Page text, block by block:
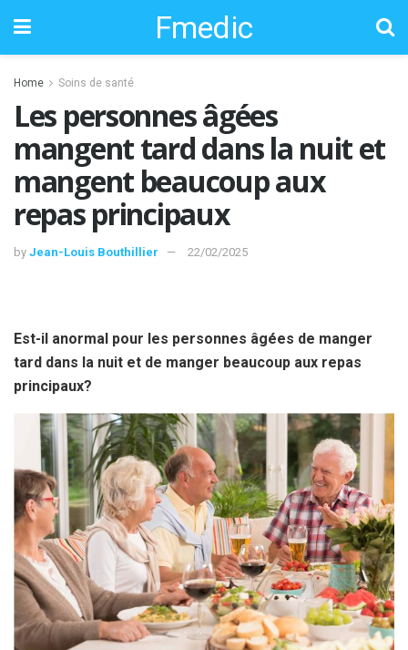
Fmedic
Home Soins de santé
Les personnes âgées
mangent tard dans la nuit et
mangent beaucoup aux
repas principaux
by Jean-Louis Bouthillier 22/02/2025
Est-il anormal pour les personnes âgées de manger
tard dans la nuit et de manger beaucoup aux repas
principaux?